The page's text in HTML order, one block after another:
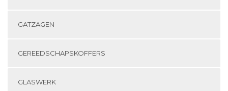
GATZAGEN
GEREEDSCHAPSKOFFERS
GLASWERK